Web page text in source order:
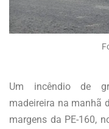
Um incêndio de
madeireira na manhã
margens da PE-160,